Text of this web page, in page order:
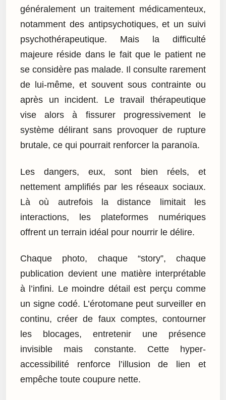
généralement un traitement médicamenteux,
notamment des antipsychotiques, et un suivi
psychothérapeutique. Mais la difficulté
majeure réside dans le fait que le patient ne
se considère pas malade. Il consulte rarement
de lui-même, et souvent sous contrainte ou
après un incident. Le travail thérapeutique
vise alors à fissurer progressivement le
système délirant sans provoquer de rupture
brutale, ce qui pourrait renforcer la paranoïa.
Les dangers, eux, sont bien réels, et
nettement amplifiés par les réseaux sociaux.
Là où autrefois la distance limitait les
interactions, les plateformes numériques
offrent un terrain idéal pour nourrir le délire.
Chaque photo, chaque “story”, chaque
publication devient une matière interprétable
à l’infini. Le moindre détail est perçu comme
un signe codé. L’érotomane peut surveiller en
continu, créer de faux comptes, contourner
les blocages, entretenir une présence
invisible mais constante. Cette hyper-
accessibilité renforce l’illusion de lien et
empêche toute coupure nette.